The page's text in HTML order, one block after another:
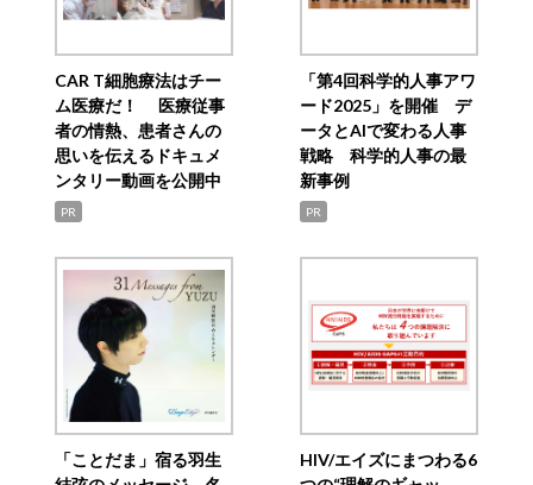
CAR T細胞療法はチー
ム医療だ！ 医療従事
者の情熱、患者さんの
思いを伝えるドキュメ
ンタリー動画を公開中
PR
「第4回科学的人事アワ
ード2025」を開催 デ
ータとAIで変わる人事
戦略 科学的人事の最
新事例
PR
「ことだま」宿る羽生
HIV/エイズにまつわる6